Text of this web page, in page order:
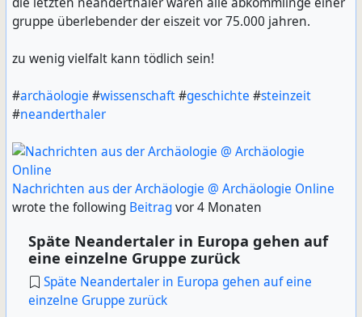
gruppe überlebender der eiszeit vor 75.000 jahren.
zu wenig vielfalt kann tödlich sein!
#archäologie #wissenschaft#geschichte #steinzeit
#neanderthaler
Nachrichten aus der Archäologie @ Archäologie Online
wrote the following Beitragvor 4 Monaten
Späte Neandertaler in Europa gehen auf
eine einzelne Gruppe zurück
Späte Neandertaler in Europa gehen auf eine
einzelne Gruppe zurück